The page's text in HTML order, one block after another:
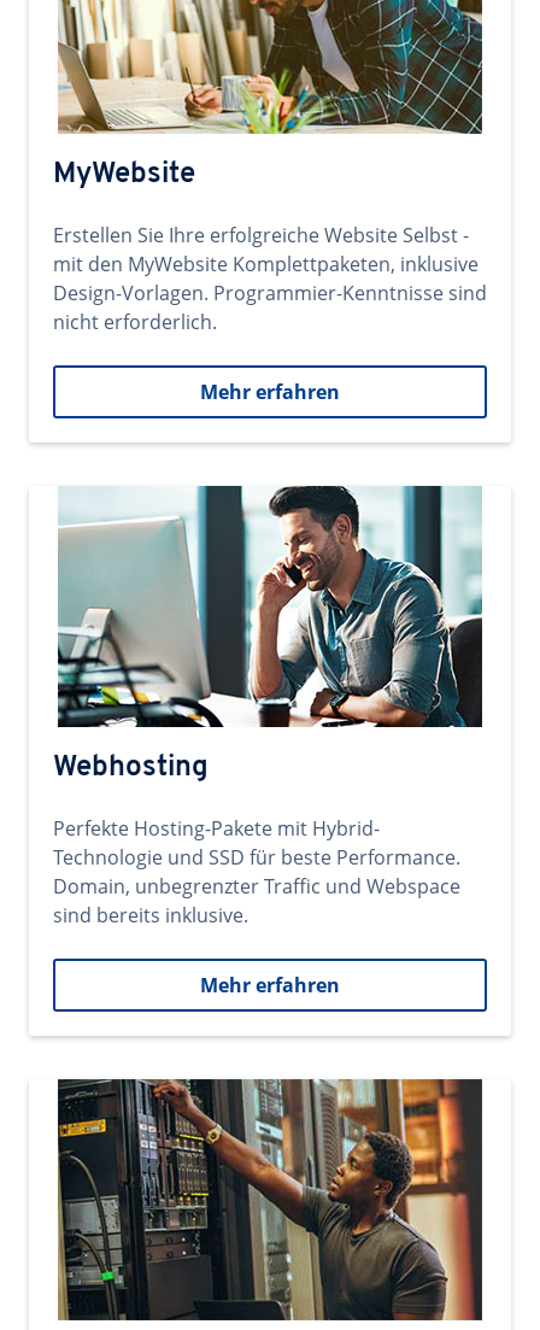
MyWebsite
Erstellen Sie Ihre erfolgreiche Website Selbst -
mit den MyWebsite Komplettpaketen, inklusive
Design-Vorlagen. Programmier-Kenntnisse sind
nicht erforderlich.
Mehr erfahren
Webhosting
Perfekte Hosting-Pakete mit Hybrid-
Technologie und SSD für beste Performance.
Domain, unbegrenzter Traffic und Webspace
sind bereits inklusive.
Mehr erfahren